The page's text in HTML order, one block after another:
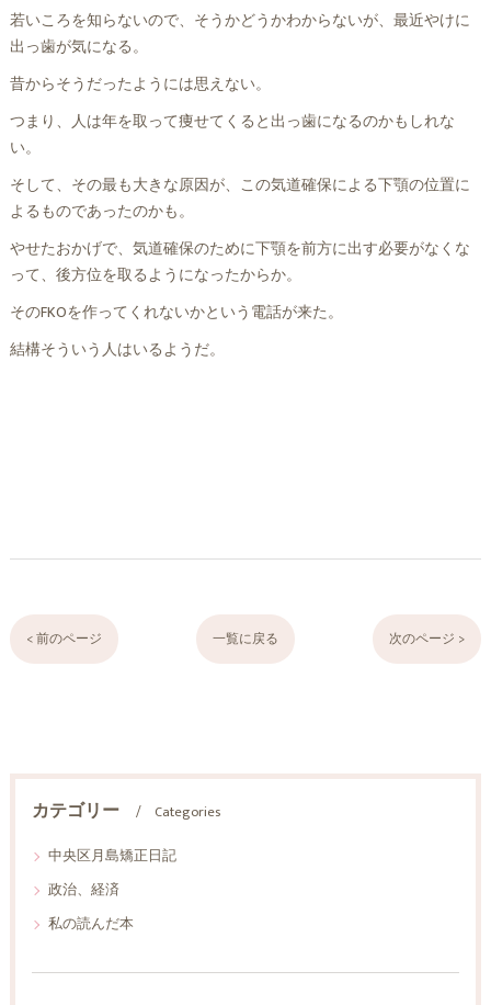
若いころを知らないので、そうかどうかわからないが、最近やけに
出っ歯が気になる。
昔からそうだったようには思えない。
つまり、人は年を取って痩せてくると出っ歯になるのかもしれな
い。
そして、その最も大きな原因が、この気道確保による下顎の位置に
よるものであったのかも。
やせたおかげで、気道確保のために下顎を前方に出す必要がなくな
って、後方位を取るようになったからか。
そのFKOを作ってくれないかという電話が来た。
結構そういう人はいるようだ。
< 前のページ 一覧に戻る 次のページ >
カテゴリー
Categories
中央区月島矯正日記
政治、経済
私の読んだ本